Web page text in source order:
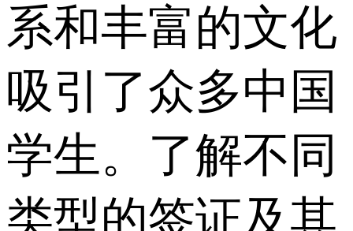
系和丰富的文化
吸引了众多中国
学生。了解不同
类型的签证及其